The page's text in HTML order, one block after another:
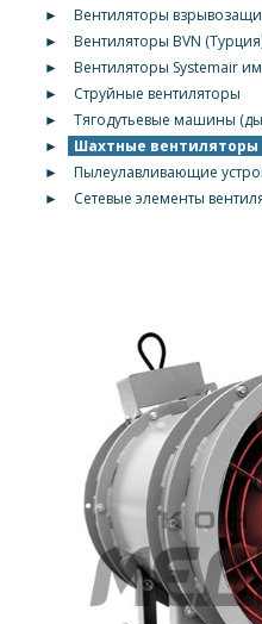
►
Вентиляторы
►
Вентиляторы BVN
►
Вентиляторы Systemair
►
Струйные вентиляторы
►
Тягодутьевые машины
►
Шахтные вентиляторы
►
Пылеулавливающие
►
Сетевые элементы